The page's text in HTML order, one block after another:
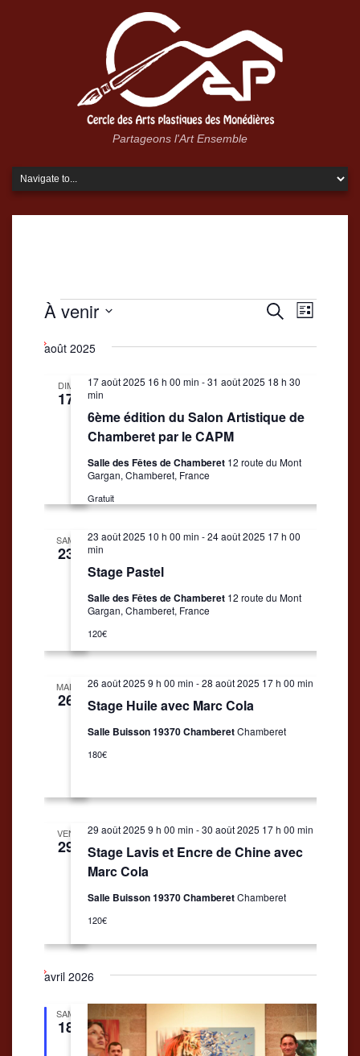
Partageons l'Art Ensemble
Évènements
Recherche
de
vues
Évènements
Recherche
Liste
À venir
une
août 2025
DIM
17
6ème édition du Salon Artistique de
Chamberet par le CAPM
17 août 2025 16 h 00 min -31 août 2025 18 h 30
min
Salle des Fêtes de Chamberet 12 route du Mont
Gargan, Chamberet, France
Gratuit
SAM
23
Stage Pastel
23 août 2025 10 h 00 min -24 août 2025 17 h 00
min
Salle des Fêtes de Chamberet 12 route du Mont
Gargan, Chamberet, France
120€
MAR
26 Stage Huile avec Marc Cola
26 août 2025 9 h 00 min -28 août 2025 17 h 00 min
Salle Buisson 19370 ChamberetChamberet
180€
VEN
29
Stage Lavis et Encre de Chine avec
Marc Cola
29 août 2025 9 h 00 min -30 août 2025 17 h 00 min
Salle Buisson 19370 ChamberetChamberet
120€
avril 2026
SAM
18